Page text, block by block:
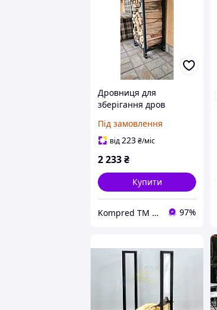
Дровниця для
зберігання дров
600х300х900мм
Kompred OL466/1
Під замовлення
від223₴/міс
2 233₴
Купити
Kompred TM Виробниче підприємство 97%